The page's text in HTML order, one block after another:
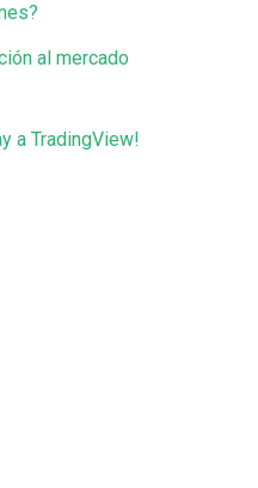
al mercado
a TradingView!